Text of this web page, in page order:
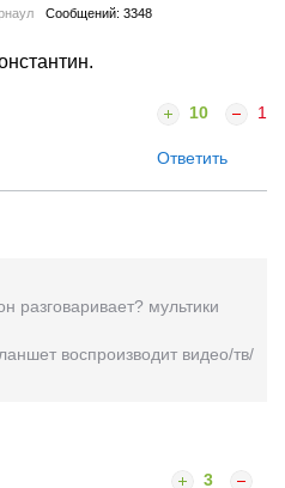
Сообщений: 3348
10 1
Ответить
разговаривает? мультики
воспроизводит видео/тв/
3